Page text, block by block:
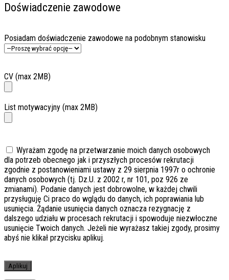
Doświadczenie zawodowe
Posiadam doświadczenie zawodowe na podobnym stanowisku
CV (max 2MB)
List motywacyjny (max 2MB)
Wyrażam zgodę na przetwarzanie moich danych osobowych
dla potrzeb obecnego jak i przyszłych procesów rekrutacji
zgodnie z postanowieniami ustawy z 29 sierpnia 1997r o ochronie
danych osobowych (tj. Dz.U. z 2002 r, nr 101, poz 926 ze
zmianami). Podanie danych jest dobrowolne, w każdej chwili
przysługuję Ci praco do wglądu do danych, ich poprawiania lub
usunięcia. Żądanie usunięcia danych oznacza rezygnację z
dalszego udziału w procesach rekrutacji i spowoduje niezwłoczne
usunięcie Twoich danych. Jeżeli nie wyrażasz takiej zgody, prosimy
abyś nie klikał przycisku aplikuj.